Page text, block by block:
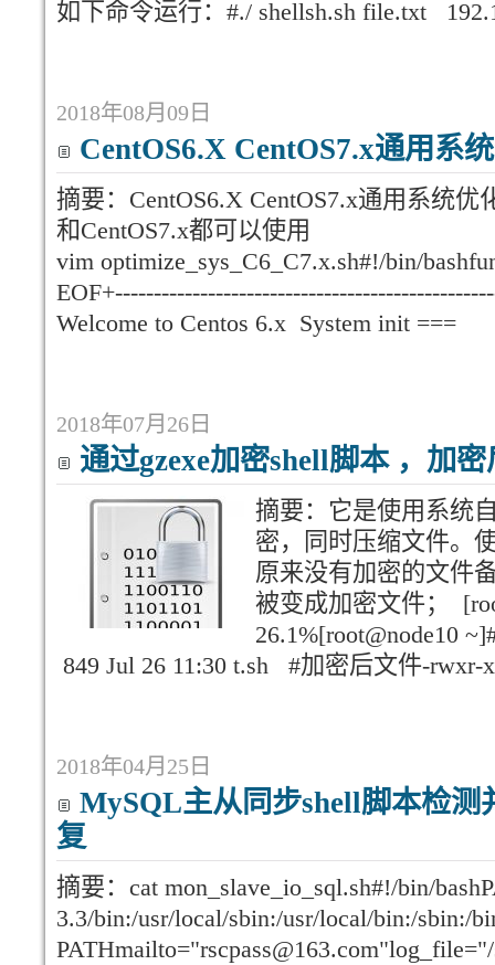
如下命令运行：#./ shellsh.sh file.txt
2018年08月09日
CentOS6.X CentOS7.x通用系
摘要：CentOS6.X CentOS7.x通用系统优
和CentOS7.x都可以使用
vim optimize_sys_C6_C7.x.sh#!/bin/
Welcome to Centos 6.x System init
2018年07月26日
通过gzexe加密shell脚本 ，加
摘要：它是使用系统
密，同时压缩文件。
原来没有加密的文件
被变成加密文件；
26.1%[root@node10
849 Jul 26 11:30 t.sh #加密后文件-
2018年04月25日
MySQL主从同步shell脚本检测
复
摘要：cat mon_slave_io_sql.sh#!/bin/
3.3/bin:/usr/local/sbin:/usr/local/bin:/sbin:/